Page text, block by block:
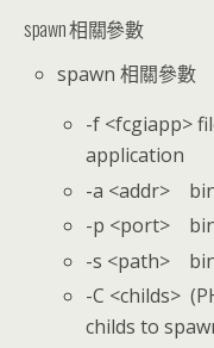
spawn 相關參數
spawn 相關參數
-f <fcgiapp>
application
-a <addr>
-p <port>
-s <path>
-C <childs>
childs to